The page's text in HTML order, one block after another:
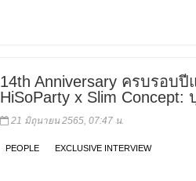
14th Anniversary ครบรอบ
HiSoParty x Slim
21 มิถุนายน 2565, 07:47 น.
PEOPLE EXCLUSIVE INTERVIEW